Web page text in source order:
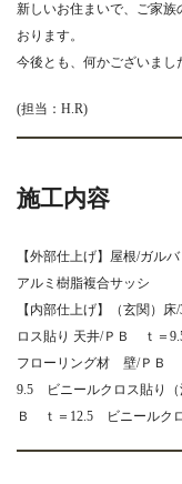
新しいお住まいで、ご家
おります。
今後とも、何かございまし
(担当：H.R)
施工内容
【外部仕上げ】屋根/ガ
アルミ樹脂複合サッシ
【内部仕上げ】（玄関）
ロス貼り 天井/ＰＢ ｔ＝
フローリング材 壁/ＰＢ
9.5 ビニールクロス貼り
Ｂ ｔ＝12.5 ビニールク